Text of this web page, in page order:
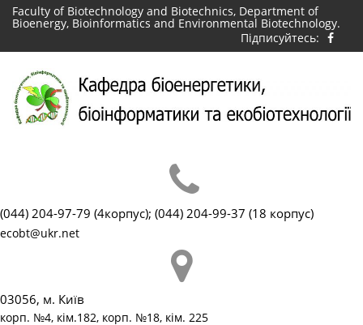
Skip
content
Faculty of Biotechnology and Biotechnics, Department of
Bioenergy, Bioinformatics and Environmental Biotechnology.
Підписуйтесь:
(044) 204-97-79 (4корпус); (044) 204-99-37 (18 корпус)
ecobt@ukr.net
03056, м. Київ
корп. №4, кім.182, корп. №18, кім. 225